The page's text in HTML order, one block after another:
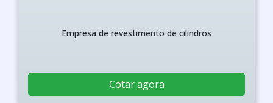
Empresa de revestimento de cilindros
Cotar agora